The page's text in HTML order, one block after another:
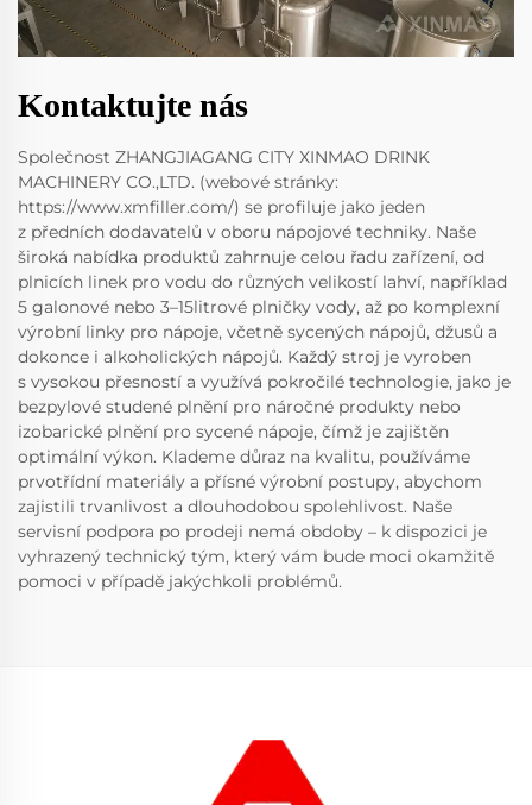
Kontaktujte nás
Společnost ZHANGJIAGANG CITY XINMAO DRINK
MACHINERY CO.,LTD. (webové stránky:
https://www.xmfiller.com/) se profiluje jako jeden
z předních dodavatelů v oboru nápojové techniky. Naše
široká nabídka produktů zahrnuje celou řadu zařízení, od
plnicích linek pro vodu do různých velikostí lahví, například
5 galonové nebo 3–15litrové plničky vody, až po komplexní
výrobní linky pro nápoje, včetně sycených nápojů, džusů a
dokonce i alkoholických nápojů. Každý stroj je vyroben
s vysokou přesností a využívá pokročilé technologie, jako je
bezpylové studené plnění pro náročné produkty nebo
izobarické plnění pro sycené nápoje, čímž je zajištěn
optimální výkon. Klademe důraz na kvalitu, používáme
prvotřídní materiály a přísné výrobní postupy, abychom
zajistili trvanlivost a dlouhodobou spolehlivost. Naše
servisní podpora po prodeji nemá obdoby – k dispozici je
vyhrazený technický tým, který vám bude moci okamžitě
pomoci v případě jakýchkoli problémů.